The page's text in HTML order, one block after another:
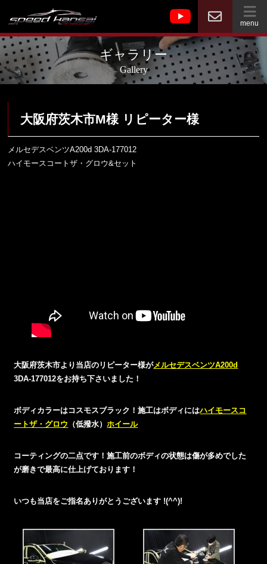
menu
ギャラリー
Gallery
大阪府茨木市M様 リピーター様
メルセデスベンツA200d 3DA-177012
ハイモースコートザ・グロウ&セット
大阪府茨木市より当店のリピーター様がメルセデスベンツA200d
3DA-177012をお持ち下さいました！
ボディカラーはコスモスブラック！施工はボディにはハイモースコ
ートザ・グロウ （低撥水）ホイール
コーティングの二点です！施工前のボディの状態は傷が多めでした
が磨きで最高に仕上げております！
いつも当店をご指名ありがとうございます !(^^)!